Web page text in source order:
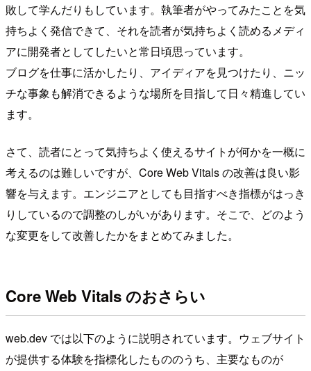
敗して学んだりもしています。執筆者がやってみたことを気
持ちよく発信できて、それを読者が気持ちよく読めるメディ
アに開発者としてしたいと常日頃思っています。
ブログを仕事に活かしたり、アイディアを見つけたり、ニッ
チな事象も解消できるような場所を目指して日々精進してい
ます。
さて、読者にとって気持ちよく使えるサイトが何かを一概に
考えるのは難しいですが、Core Web Vitals の改善は良い影
響を与えます。エンジニアとしても目指すべき指標がはっき
りしているので調整のしがいがあります。そこで、どのよう
な変更をして改善したかをまとめてみました。
Core Web Vitals のおさらい
web.dev では以下のように説明されています。ウェブサイト
が提供する体験を指標化したもののうち、主要なものが